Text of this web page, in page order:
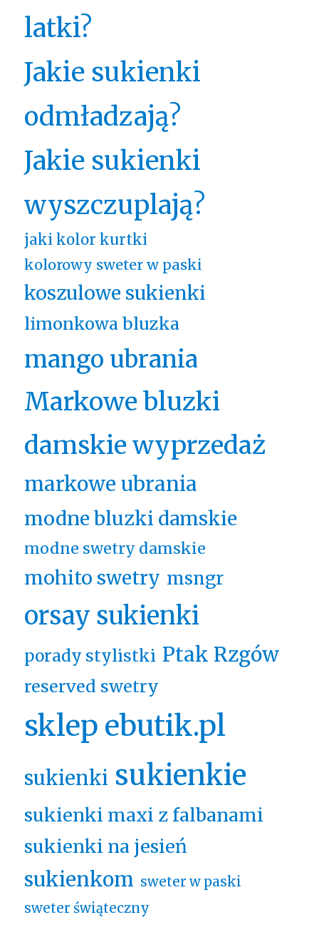
latki?
Jakie sukienki
odmładzają?
Jakie sukienki
wyszczuplają?
jaki kolor kurtki
kolorowy sweter w paski
koszulowe sukienki
limonkowa bluzka
mango ubrania
Markowe bluzki
damskie wyprzedaż
markowe ubrania
modne bluzki damskie
modne swetry damskie
mohito swetry msngr
orsay sukienki
porady stylistki Ptak Rzgów
reserved swetry
sklep ebutik.pl
sukienki sukienkie
sukienki maxi z falbanami
sukienki na jesień
sukienkom sweter w paski
sweter świąteczny